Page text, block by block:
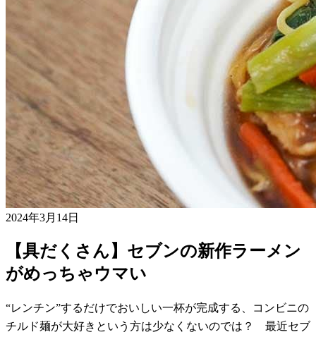
2024年3月14日
【具だくさん】セブンの新作ラーメン
がめっちゃウマい
“レンチン”するだけでおいしい一杯が完成する、コンビニの
チルド麺が大好きという方は少なくないのでは？ 最近セブ